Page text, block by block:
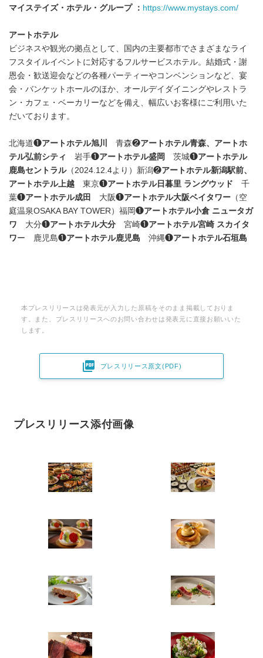
マイステイズ・ホテル・グループ ： https://www.mystays.com/
アートホテル
ビジネスや観光の拠点として、国内の主要都市でさまざまなライ
フスタイルイベントに対応するフルサービスホテル。結婚式・謝
恩会・歓送迎会などの各種パーティーやコンベンションなど、宴
会・バンケットホールのほか、オールデイダイニングやレストラ
ン・カフェ・ベーカリーなどを備え、幅広いお客様にご利用いた
だいております。
北海道❶アートホテル旭川 青森❷アートホテル青森、アートホ
テル弘前シティ
岩手❶アートホテル盛岡 茨城❶アートホテル
鹿島セントラル（2024.12.4より）新潟❷アートホテル新潟駅前、
アートホテル上越 東京❶アートホテル日暮里 ラングウッド 千
葉❶アートホテル成田 大阪❶アートホテル大阪ベイタワー （空
庭温泉OSAKA BAY TOWER）福岡❶アートホテル小倉 ニュータガ
ワ 大分❶アートホテル大分 宮崎❶アートホテル宮崎 スカイタ
ワー 鹿児島❶アートホテル鹿児島 沖縄❶アートホテル石垣島
本プレスリリースは発表元が入力した原稿をそのまま掲載しておりま
す。また、プレスリリースへのお問い合わせは発表元に直接お願いいた
します。
 プレスリリース原文(PDF)
プレスリリース添付画像
English